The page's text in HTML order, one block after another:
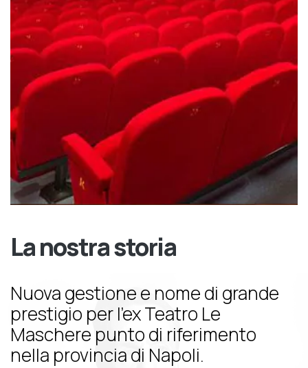
La nostra storia
Nuova gestione e nome di grande
prestigio per l’ex Teatro Le
Maschere punto di riferimento
nella provincia di Napoli.